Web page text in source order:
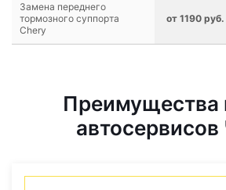
Замена переднего
тормозного суппорта
Chery
от 1190 руб.
Преимущества
автосервисов